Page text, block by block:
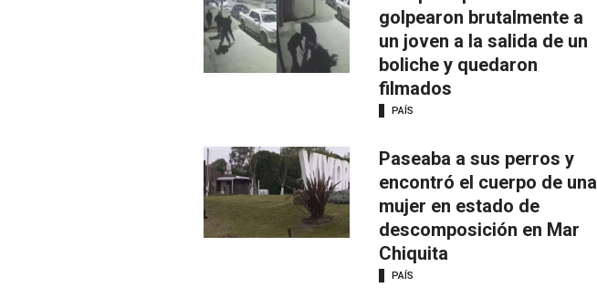
golpearon brutalmente a
un joven a la salida de un
boliche y quedaron
filmados
PAÍS
Paseaba a sus perros y
encontró el cuerpo de una
mujer en estado de
descomposición en Mar
Chiquita
PAÍS